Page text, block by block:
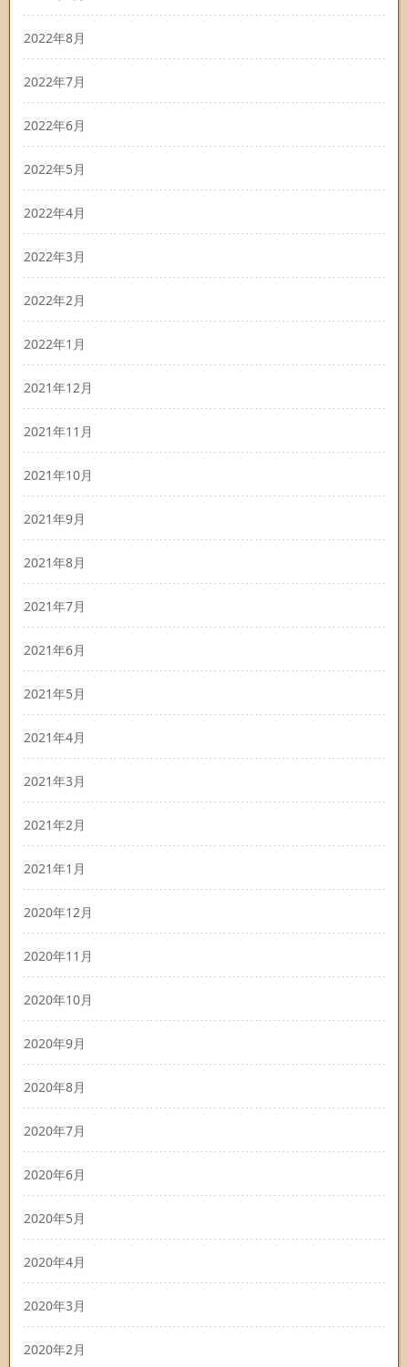
2022年8月
2022年7月
2022年6月
2022年5月
2022年4月
2022年3月
2022年2月
2022年1月
2021年12月
2021年11月
2021年10月
2021年9月
2021年8月
2021年7月
2021年6月
2021年5月
2021年4月
2021年3月
2021年2月
2021年1月
2020年12月
2020年11月
2020年10月
2020年9月
2020年8月
2020年7月
2020年6月
2020年5月
2020年4月
2020年3月
2020年2月